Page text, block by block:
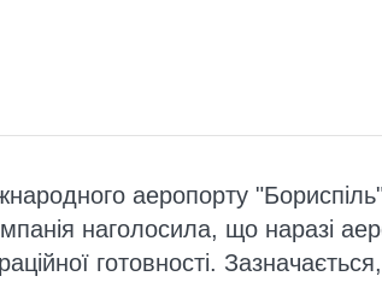
аеропорту
наголосила, що наразі
готовності.